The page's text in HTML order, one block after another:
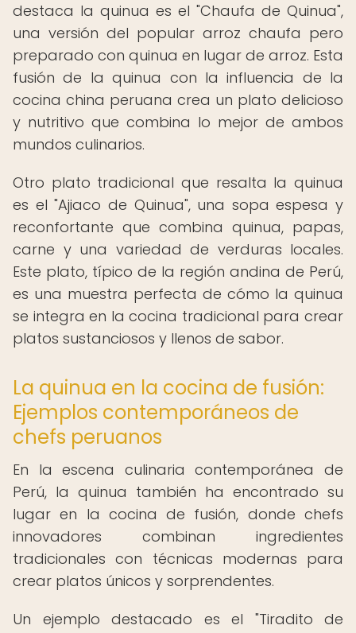
destaca la quinua es el "Chaufa de Quinua",
una versión del popular arroz chaufa pero
preparado con quinua en lugar de arroz. Esta
fusión de la quinua con la influencia de la
cocina china peruana crea un plato delicioso
y nutritivo que combina lo mejor de ambos
mundos culinarios.
Otro plato tradicional que resalta la quinua
es el "Ajiaco de Quinua", una sopa espesa y
reconfortante que combina quinua, papas,
carne y una variedad de verduras locales.
Este plato, típico de la región andina de Perú,
es una muestra perfecta de cómo la quinua
se integra en la cocina tradicional para crear
platos sustanciosos y llenos de sabor.
La quinua en la cocina de fusión:
Ejemplos contemporáneos de
chefs peruanos
En la escena culinaria contemporánea de
Perú, la quinua también ha encontrado su
lugar en la cocina de fusión, donde chefs
innovadores combinan ingredientes
tradicionales con técnicas modernas para
crear platos únicos y sorprendentes.
Un ejemplo destacado es el "Tiradito de